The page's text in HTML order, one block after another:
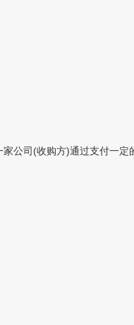
公司(收购方)通过支付一定